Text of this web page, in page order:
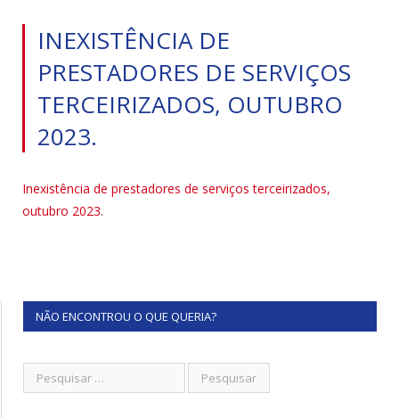
INEXISTÊNCIA DE
PRESTADORES DE SERVIÇOS
TERCEIRIZADOS, OUTUBRO
2023.
Inexistência de prestadores de serviços terceirizados,
outubro 2023.
NÃO ENCONTROU O QUE QUERIA?